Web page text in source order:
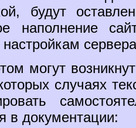
будут
наполнение
могут
случаях
в документации: